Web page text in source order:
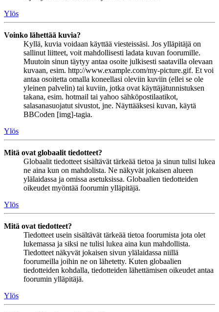
Ylös
Voinko lähettää kuvia?
Kyllä, kuvia voidaan käyttää viesteissäsi. Jos ylläpitäjä on
sallinut liitteet, voit mahdollisesti ladata kuvan foorumille.
Muutoin sinun täytyy antaa osoite julkisesti saatavilla olevaan
kuvaan, esim. http://www.example.com/my-picture.gif. Et voi
antaa osoitetta omalla koneellasi oleviin kuviin (ellei se ole
yleinen palvelin) tai kuviin, jotka ovat käyttäjätunnistuksen
takana, esim. hotmail tai yahoo sähköpostilaatikot,
salasanasuojatut sivustot, jne. Näyttääksesi kuvan, käytä
BBCoden [img]-tagia.
Ylös
Mitä ovat globaalit tiedotteet?
Globaalit tiedotteet sisältävät tärkeää tietoa ja sinun tulisi lukea
ne aina kun on mahdolista. Ne näkyvät jokaisen alueen
ylälaidassa ja omissa asetuksissa. Globaalien tiedotteiden
oikeudet myöntää foorumin ylläpitäjä.
Ylös
Mitä ovat tiedotteet?
Tiedotteet usein sisältävät tärkeää tietoa foorumista jota olet
lukemassa ja siksi ne tulisi lukea aina kun mahdollista.
Tiedotteet näkyvät jokaisen sivun ylälaidassa niillä
foorumeilla joihin ne on lähetetty. Kuten globaalien
tiedotteiden kohdalla, tiedotteiden lähettämisen oikeudet antaa
foorumin ylläpitäjä.
Ylös